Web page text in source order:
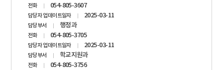
전화 054-805-3607
담당자 업데이트일자 2025-03-11
담당부서 행정과
전화 054-805-3705
담당자 업데이트일자 2025-03-11
담당부서 학교지원과
전화 054-805-3756